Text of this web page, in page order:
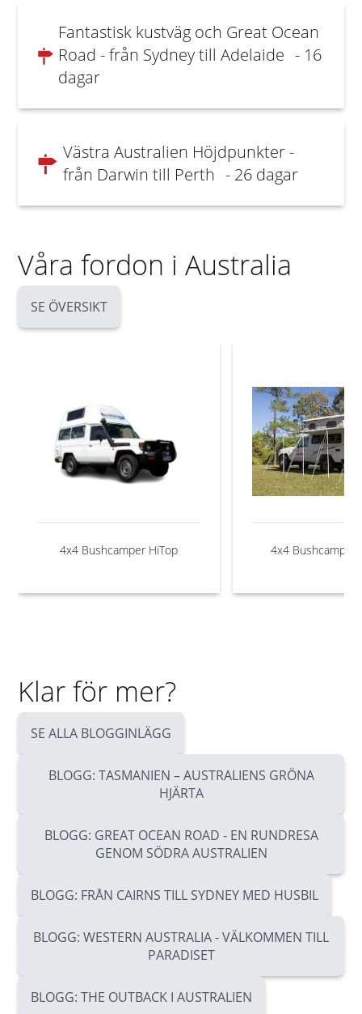
Fantastisk kustväg och Great Ocean
Road - från Sydney till Adelaide - 16
dagar
Västra Australien Höjdpunkter -
från Darwin till Perth - 26 dagar
Våra fordon i Australia
SE ÖVERSIKT
4x4 Bushcamper HiTop 4x4 Bushcamper
Klar för mer?
SE ALLA BLOGGINLÄGG
BLOGG: TASMANIEN – AUSTRALIENS GRÖNA
HJÄRTA
BLOGG: GREAT OCEAN ROAD - EN RUNDRESA
GENOM SÖDRA AUSTRALIEN
BLOGG: FRÅN CAIRNS TILL SYDNEY MED HUSBIL
BLOGG: WESTERN AUSTRALIA - VÄLKOMMEN TILL
PARADISET
BLOGG: THE OUTBACK I AUSTRALIEN